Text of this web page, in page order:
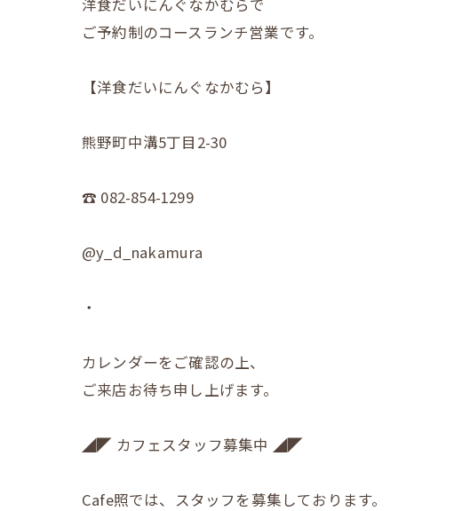
洋食だいにんぐなかむらで
ご予約制のコースランチ営業です。
【洋食だいにんぐなかむら】
熊野町中溝5丁目2-30
☎︎ 082-854-1299
@y_d_nakamura
・
カレンダーをご確認の上、
ご来店お待ち申し上げます。
◢◤ カフェスタッフ募集中 ◢◤
Cafe照では、スタッフを募集しております。